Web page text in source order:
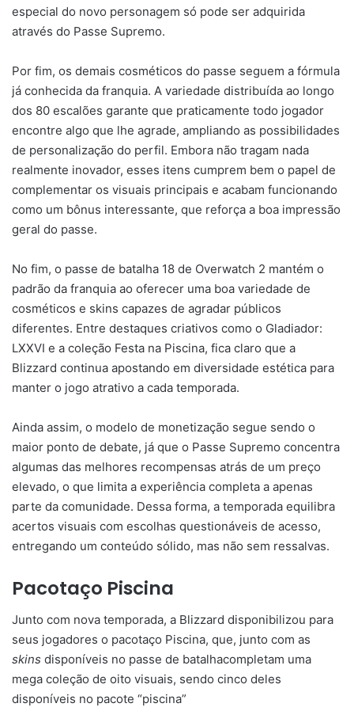
especial do novo personagem só pode ser adquirida
através do Passe Supremo.
Por fim, os demais cosméticos do passe seguem a fórmula
já conhecida da franquia. A variedade distribuída ao longo
dos 80 escalões garante que praticamente todo jogador
encontre algo que lhe agrade, ampliando as possibilidades
de personalização do perfil. Embora não tragam nada
realmente inovador, esses itens cumprem bem o papel de
complementar os visuais principais e acabam funcionando
como um bônus interessante, que reforça a boa impressão
geral do passe.
No fim, o passe de batalha 18 de Overwatch 2 mantém o
padrão da franquia ao oferecer uma boa variedade de
cosméticos e skins capazes de agradar públicos
diferentes. Entre destaques criativos como o Gladiador:
LXXVI e a coleção Festa na Piscina, fica claro que a
Blizzard continua apostando em diversidade estética para
manter o jogo atrativo a cada temporada.
Ainda assim, o modelo de monetização segue sendo o
maior ponto de debate, já que o Passe Supremo concentra
algumas das melhores recompensas atrás de um preço
elevado, o que limita a experiência completa a apenas
parte da comunidade. Dessa forma, a temporada equilibra
acertos visuais com escolhas questionáveis de acesso,
entregando um conteúdo sólido, mas não sem ressalvas.
Pacotaço Piscina
Junto com nova temporada, a Blizzard disponibilizou para
seus jogadores o pacotaço Piscina, que, junto com as
skins disponíveis no passe de batalhacompletam uma
mega coleção de oito visuais, sendo cinco deles
disponíveis no pacote “piscina”